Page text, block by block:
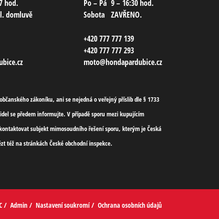
hod.
domluvě
Po – Pá 9 – 16:30 hod.
Sobota ZAVŘENO.
+420 777 777 139
+420 777 777 293
moto@hondapardubice.cz
zákoníku, ani se nejedná o veřejný příslib dle § 1733
se předem informujte. V případě sporu mezi kupujícím
subjekt mimosoudního řešení sporu, kterým je Česká
též na stránkách České obchodní inspekce.
/ Admin / Nastavení soukromí/ Ochrana osobních údajů